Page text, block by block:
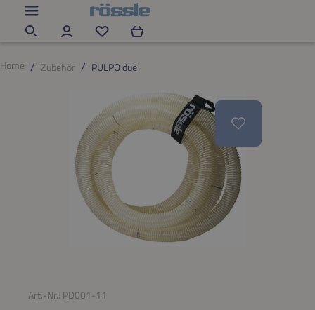
Zum Hauptinhalt springen
Du hast 0 Produkte auf dem Merkzettel
Home
Zubehör PULPO due
Bildergalerie überspringen
Art.-Nr.: PD001-11